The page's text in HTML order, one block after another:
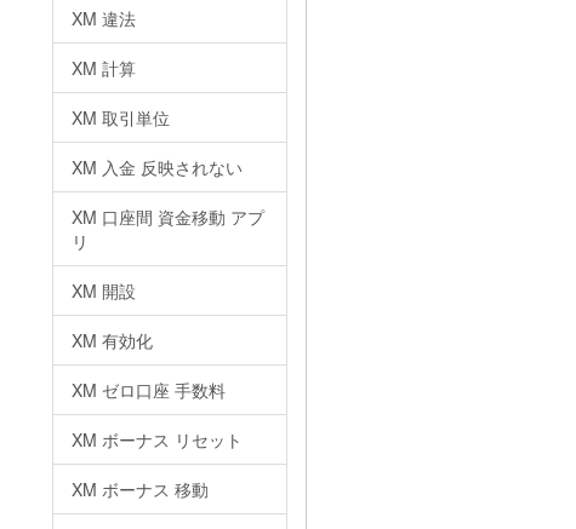
XM 違法
XM 計算
XM 取引単位
XM 入金 反映されない
XM 口座間 資金移動 アプ
リ
XM 開設
XM 有効化
XM ゼロ口座 手数料
XM ボーナス リセット
XM ボーナス 移動